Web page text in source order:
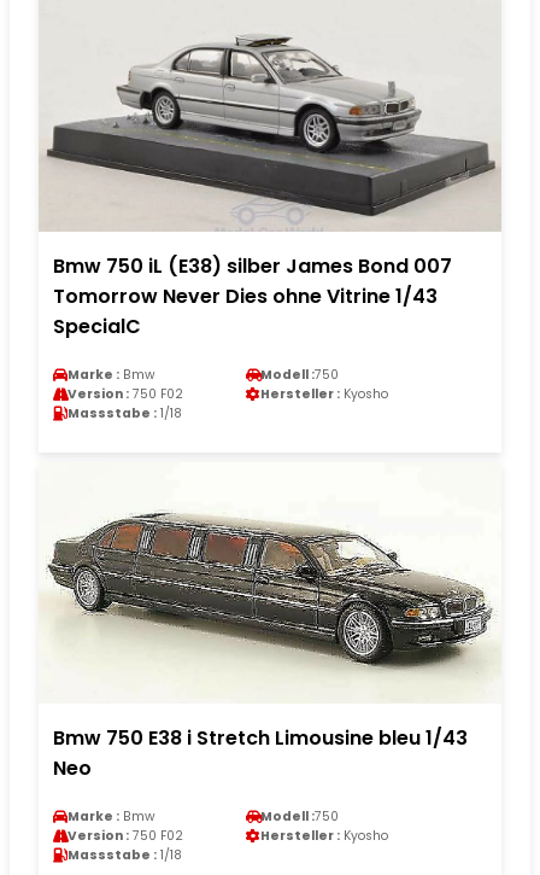
Bmw 750 iL (E38) silber James Bond 007
Tomorrow Never Dies ohne Vitrine 1/43
SpecialC
Marke : Bmw Modell :750
Version : 750 F02 Hersteller : Kyosho
Massstabe : 1/18
Bmw 750 E38 i Stretch Limousine bleu 1/43
Neo
Marke : Bmw Modell :750
Version : 750 F02 Hersteller : Kyosho
Massstabe : 1/18